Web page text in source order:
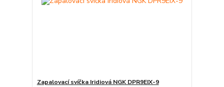
Zapalovací svíčka Iridiová NGK DPR9EIX-9